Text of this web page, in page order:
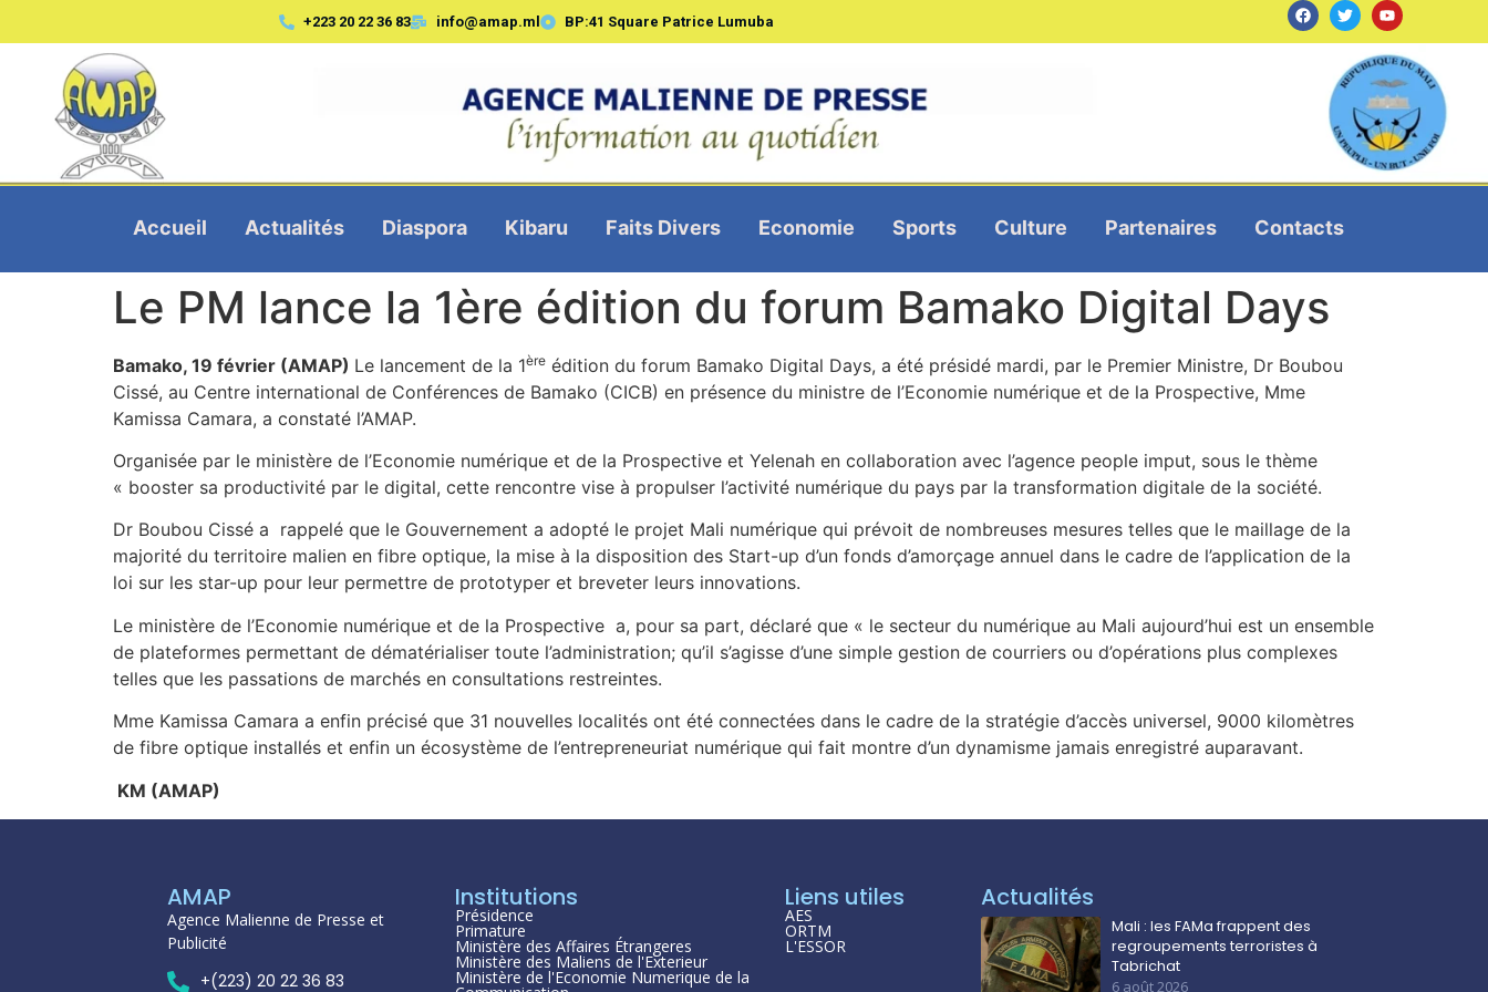
+223 20 22 36 83 info@amap.ml BP:41 Square Patrice Lumuba
Accueil Actualités Diaspora Kibaru Faits Divers Economie Sports Culture Partenaires Contacts
Le PM lance la 1ère édition du forum Bamako Digital Days
Bamako, 19 février (AMAP) Le lancement de la 1ère édition du forum Bamako Digital Days, a été présidé mardi, par le Premier Ministre, Dr Boubou
Cissé, au Centre international de Conférences de Bamako (CICB) en présence du ministre de l’Economie numérique et de la Prospective, Mme
Kamissa Camara, a constaté l’AMAP.
Organisée par le ministère de l’Economie numérique et de la Prospective et Yelenah en collaboration avec l’agence people imput, sous le thème
« booster sa productivité par le digital, cette rencontre vise à propulser l’activité numérique du pays par la transformation digitale de la société.
Dr Boubou Cissé a rappelé que le Gouvernement a adopté le projet Mali numérique qui prévoit de nombreuses mesures telles que le maillage de la
majorité du territoire malien en fibre optique, la mise à la disposition des Start-up d’un fonds d’amorçage annuel dans le cadre de l’application de la
loi sur les star-up pour leur permettre de prototyper et breveter leurs innovations.
Le ministère de l’Economie numérique et de la Prospective a, pour sa part, déclaré que « le secteur du numérique au Mali aujourd’hui est un ensemble
de plateformes permettant de dématérialiser toute l’administration; qu’il s’agisse d’une simple gestion de courriers ou d’opérations plus complexes
telles que les passations de marchés en consultations restreintes.
Mme Kamissa Camara a enfin précisé que 31 nouvelles localités ont été connectées dans le cadre de la stratégie d’accès universel, 9000 kilomètres
de fibre optique installés et enfin un écosystème de l’entrepreneuriat numérique qui fait montre d’un dynamisme jamais enregistré auparavant.
KM (AMAP)
AMAP
Agence Malienne de Presse et
Publicité
+(223) 20 22 36 83
Institutions
Présidence
Primature
Ministère des Affaires Étrangeres
Ministère des Maliens de l'Exterieur
Ministère de l'Economie Numerique de la
Liens utiles
AES
ORTM
L'ESSOR
Actualités
Mali : les FAMa frappent des
regroupements terroristes à
Tabrichat
6 août 2026